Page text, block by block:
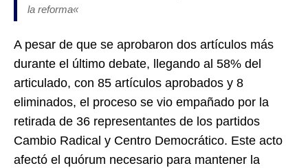
la reforma«
A pesar de que se aprobaron dos artículos más
durante el último debate, llegando al 58% del
articulado, con 85 artículos aprobados y 8
eliminados, el proceso se vio empañado por la
retirada de 36 representantes de los partidos
Cambio Radical y Centro Democrático. Este acto
afectó el quórum necesario para mantener la